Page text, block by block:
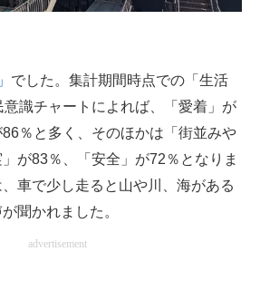
でした。集計期間時点での「生活
意識チャートによれば、「愛着」が
％と多く、そのほかは「街並みや
が83％、「安全」が72％となりま
車で少し走ると山や川、海がある
聞かれました。
advertisement